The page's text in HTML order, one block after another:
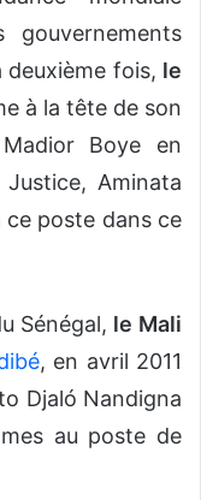
deuxième fois, le
à la tête de son
Boye en
Aminata
ce poste dans ce
Sénégal, le Mali
, en avril 2011
Djaló Nandigna
au poste de